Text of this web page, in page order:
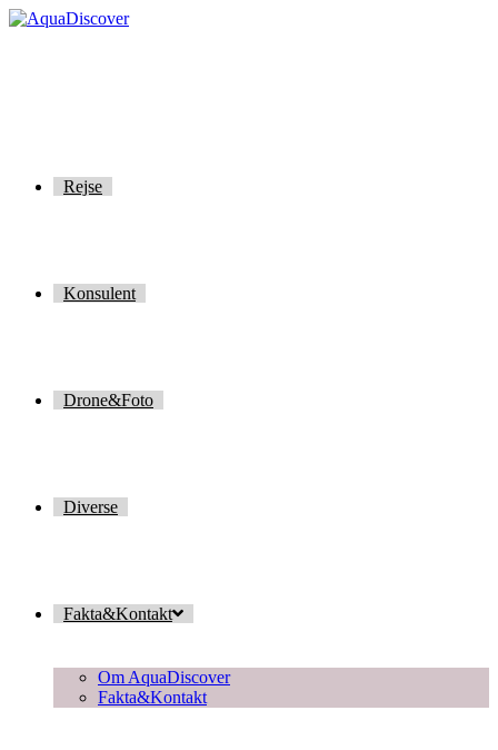
Skip
Rejse
Konsulent
Drone&Foto
Diverse
Fakta&Kontakt
Om AquaDiscover
Fakta&Kontakt